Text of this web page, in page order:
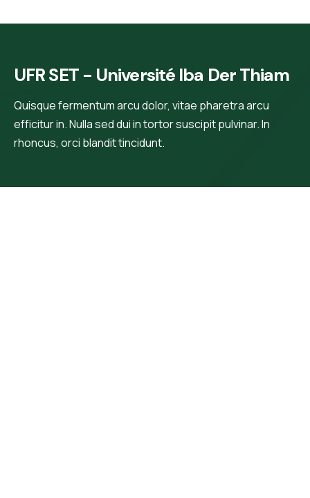
UFR SET - Université Iba Der Thiam
Quisque fermentum arcu dolor, vitae pharetra arcu
efficitur in. Nulla sed dui in tortor suscipit pulvinar. In
rhoncus, orci blandit tincidunt.